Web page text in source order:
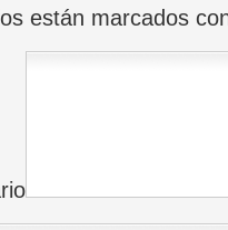
están marcados